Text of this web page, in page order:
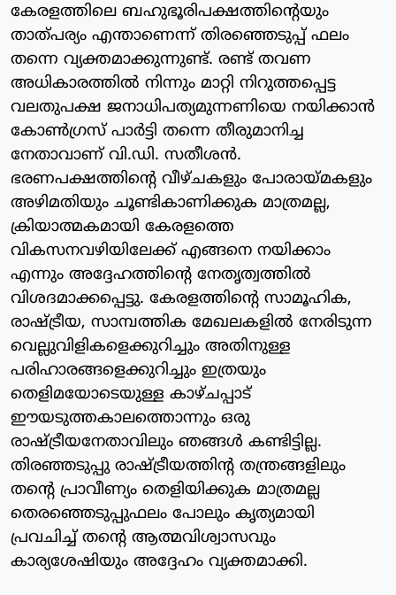
കേരളത്തിലെ ബഹുഭൂരിപക്ഷത്തിന്റെയും
താത്പര്യം എന്താണെന്ന് തിരഞ്ഞെടുപ്പ് ഫലം
തന്നെ വ്യക്തമാക്കുന്നുണ്ട്. രണ്ട് തവണ
അധികാരത്തില്‍ നിന്നും മാറ്റി നിറുത്തപ്പെട്ട
വലതുപക്ഷ ജനാധിപത്യമുന്നണിയെ നയിക്കാന്‍
കോണ്‍ഗ്രസ് പാര്‍ട്ടി തന്നെ തീരുമാനിച്ച
നേതാവാണ് വി.ഡി. സതീശന്‍.
ഭരണപക്ഷത്തിന്റെ വീഴ്ചകളും പോരായ്മകളും
അഴിമതിയും ചൂണ്ടികാണിക്കുക മാത്രമല്ല,
ക്രിയാത്മകമായി കേരളത്തെ
വികസനവഴിയിലേക്ക് എങ്ങനെ നയിക്കാം
എന്നും അദ്ദേഹത്തിന്റെ നേതൃത്വത്തില്‍
വിശദമാക്കപ്പെട്ടു. കേരളത്തിന്റെ സാമൂഹിക,
രാഷ്ട്രീയ, സാമ്പത്തിക മേഖലകളില്‍ നേരിടുന്ന
വെല്ലുവിളികളെക്കുറിച്ചും അതിനുള്ള
പരിഹാരങ്ങളെക്കുറിച്ചും ഇത്രയും
തെളിമയോടെയുള്ള കാഴ്ചപ്പാട്
ഈയടുത്തകാലത്തൊന്നും ഒരു
രാഷ്ട്രീയനേതാവിലും ഞങ്ങള്‍ കണ്ടിട്ടില്ല.
തിരഞ്ഞടുപ്പു രാഷ്ട്രീയത്തിന്റ തന്ത്രങ്ങളിലും
തന്റെ പ്രാവീണ്യം തെളിയിക്കുക മാത്രമല്ല
തെരഞ്ഞെടുപ്പുഫലം പോലും കൃത്യമായി
പ്രവചിച്ച് തന്റെ ആത്മവിശ്വാസവും
കാര്യശേഷിയും അദ്ദേഹം വ്യക്തമാക്കി.